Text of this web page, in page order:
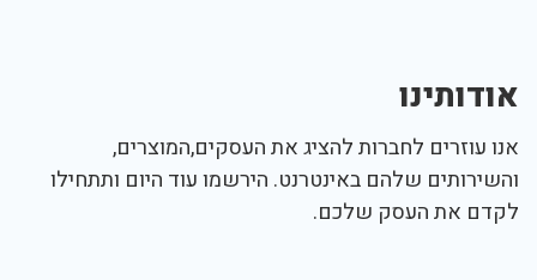
אודותינו
אנו עוזרים לחברות להציג את העסקים,המוצרים,
והשירותים שלהם באינטרנט. הירשמו עוד היום ותתחילו
לקדם את העסק שלכם.